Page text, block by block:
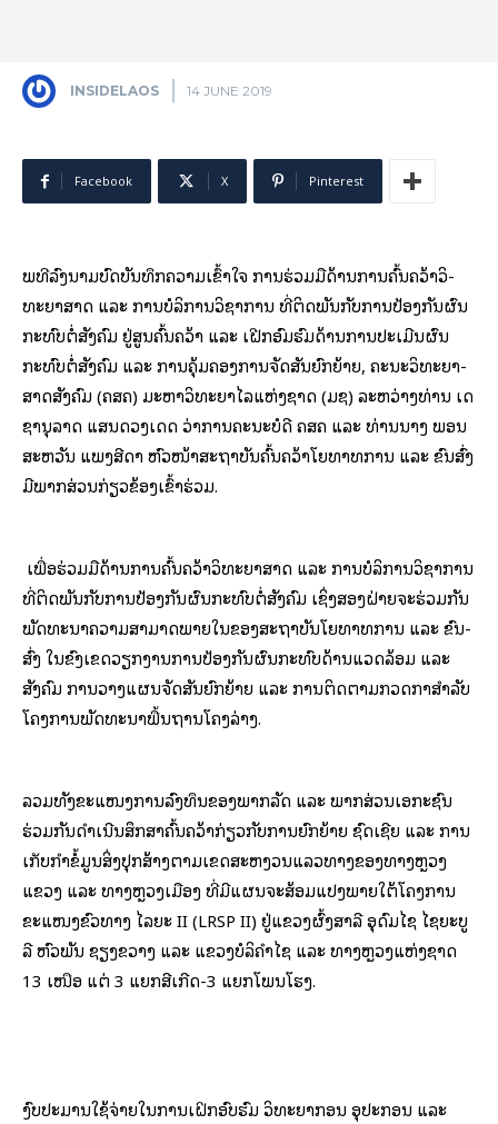
INSIDELAOS 14 JUNE 2019
Facebook X Pinterest
ພິ­ທີ​ລົງ​ນາມ​ບົດ​ບັນ­ທຶກ​ຄວາມ​ເຂົ້າ­ໃຈ ການ​ຮ່ວມ​ມື​ດ້ານ​ການ​ຄົ້ນ­ຄວ້າ​ວິ­
ທະ­ຍາ­ສາດ ແລະ ການ​ບໍ­ລິ­ການ​ວິ­ຊາ​ການ ທີ່​ຕິດ​ພັນ​ກັບ​ການ​ປ້ອງ​ກັນ​ຜົນ​
ກະ­ທົບ​ຕໍ່​ສັງ­ຄົມ ຢູ່​ສູນ​ຄົ້ນ­ຄວ້າ ແລະ ເຝີກ​ອົມ​ຮົມ​ດ້ານ​ການ​ປະ​ເມີນ​ຜົນ​
ກະທົບ​ຕໍ່​ສັງ­ຄົມ ແລະ ການ​ຄຸ້ມ​ຄອງ​ການ​ຈັດ​ສັນ​ຍົກ­ຍ້າຍ, ຄະ­ນະ​ວິ­ທະ­ຍາ­
ສາດ​ສັງ­ຄົມ (ຄສຄ) ມະ­ຫາ­ວິ­ທະ­ຍາ­ໄລ​ແຫ່ງ​ຊາດ (ມຊ) ລະ­ຫວ່າງ​ທ່ານ ເດ​
ຊາ­ນຸ​ລາດ ແສນ​ດວງ​ເດດ ວ່າ­ການ​ຄະ­ນະ­ບໍ­ດີ ຄສຄ ແລະ ທ່ານ​ນາງ ພອນ​
ສະ­ຫວັນ ແພງ​ສີ­ດາ ຫົວ­ໜ້າ​ສະ​ຖາ​ບັນ​ຄົ້ນ­ຄວ້າ​ໂຍ­ທາ​ທິ​ການ ແລະ ຂົນ­ສົ່ງ
ມີ​ພາກ­ສ່ວນ​ກ່ຽວ­ຂ້ອງ​ເຂົ້າ​ຮ່ວມ.
ເພື່ອ​ຮ່ວມ​ມື​ດ້ານ​ການ​ຄົ້ນ­ຄວ້າ​ວິ­ທະ­ຍາ­ສາດ ແລະ ການ​ບໍ­ລິ­ການ​ວິ­ຊາ​ການ​
ທີ່​ຕິດ​ພັນ​ກັບ​ການ​ປ້ອງ​ກັນ​ຜົນ​ກະ­ທົບ​ຕໍ່​ສັງ­ຄົມ ເຊິ່ງ​ສອງ​ຝ່າຍ​ຈະ​ຮ່ວມ​ກັນ​
ພັດ­ທະ­ນາ​ຄວາມ​ສາ­ມາດ​ພາຍ​ໃນ​ຂອງ​ສະ​ຖາ​ບັນ​ໂຍ­ທາ​ທິ​ການ ແລະ ຂົນ­
ສົ່ງ ໃນ​ຂົງ­ເຂດ​ວຽກ​ງານ​ການ​ປ້ອງ​ກັນ​ຜົນ​ກະ­ທົບ​ດ້ານ​ແວດ​ລ້ອມ ແລະ
ສັງ­ຄົມ ການ​ວາງ​ແຜນ​ຈັດ​ສັນ​ຍົກ­ຍ້າຍ ແລະ ການ​ຕິດ­ຕາມ​ກວດ­ກາ​ສຳ­ລັບ​
ໂຄງ­ການ​ພັດ­ທະ­ນາ​ພື້ນ­ຖານ​ໂຄງ​ລ່າງ.
ລວມ​ທັງ​ຂະ­ແໜງ­ການ​ລົງ­ທຶນ​ຂອງ​ພາກ​ລັດ ແລະ ພາກ­ສ່ວນ​ເອ­ກະ​ຊົນ
ຮ່ວມ​ກັນ​ດຳ­ເນີນ​ສຶກ​ສາ​ຄົ້ນ­ຄວ້າ​ກ່ຽວ​ກັບ​ການ​ຍົກ­ຍ້າຍ ຊົດ​ເຊີຍ ແລະ ການ​
ເກັບ​ກຳ​ຂໍ້​ມູນ​ສິ່ງ​ປຸກ​ສ້າງ​ຕາມ​ເຂດ​ສະ­ຫງວນ​ແລວ​ທາງ​ຂອງ​ທາງ​ຫຼວງ​
ແຂວງ ແລະ ທາງ​ຫຼວງ​ເມືອງ ທີ່​ມີ​ແຜນ​ຈະ​ສ້ອມ­ແປງ​ພາຍ​ໃຕ້​ໂຄງ­ການ​
ຂະ­ແໜງ​ຂົວ​ທາງ ໄລ­ຍະ II (LRSP II) ຢູ່​ແຂວງ​ຜົ້ງ​ສາ­ລີ ອຸ­ດົມ​ໄຊ ໄຊ​ຍະ​ບູ​
ລີ ຫົວ­ພັນ ຊຽງ​ຂວາງ ແລະ ແຂວງ​ບໍ​ລິ​ຄຳ​ໄຊ ແລະ ທາງ​ຫຼວງ​ແຫ່ງ​ຊາດ
13 ເໜືອ ແຕ່ 3 ແຍກ​ສີ​ເກີດ-3 ແຍກ​ໂພນ​ໂຮງ.
ງົບ­ປະ­ມານ​ໃຊ້​ຈ່າຍ​ໃນ​ການ​ເຝິກ­ອົບ­ຮົມ ວິ­ທະ­ຍາ­ກອນ ອຸ­ປະ­ກອນ ແລະ